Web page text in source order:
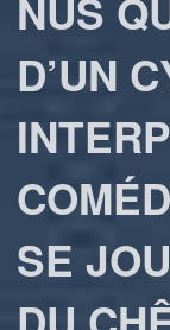
NUS
D’UN
SE